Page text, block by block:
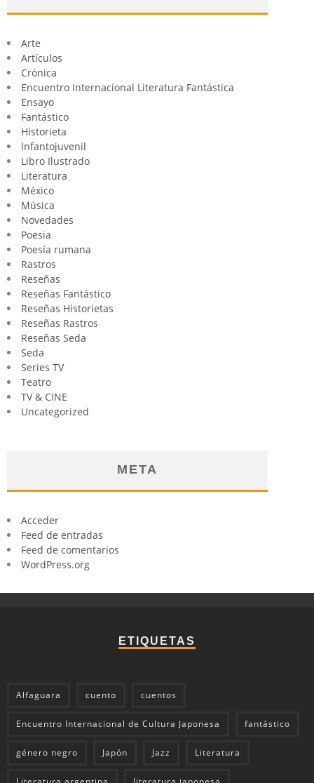
Arte
Artículos
Crónica
Encuentro Internacional Literatura Fantástica
Ensayo
Fantástico
Historieta
Infantojuvenil
Libro Ilustrado
Literatura
México
Música
Novedades
Poesia
Poesía rumana
Rastros
Reseñas
Reseñas Fantástico
Reseñas Historietas
Reseñas Rastros
Reseñas Seda
Seda
Series TV
Teatro
TV & CINE
Uncategorized
META
Acceder
Feed de entradas
Feed de comentarios
WordPress.org
ETIQUETAS
Alfaguara cuento cuentos
Encuentro Internacional de Cultura Japonesa fantástico
género negro Japón Jazz Literatura